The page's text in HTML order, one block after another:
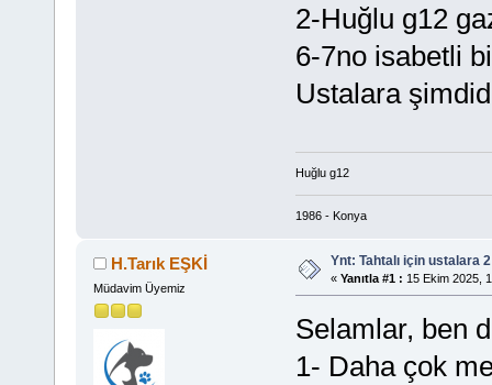
2-Huğlu g12
6-7no isabetli
Ustalara
Huğlu g12
1986 - Konya
H.Tarık EŞKİ
Müdavim Üyemiz
Ynt: Tahtalı için ustalara
« Yanıtla #1 : 15 Ekim 2025,
Selamlar, ben
1- Daha çok